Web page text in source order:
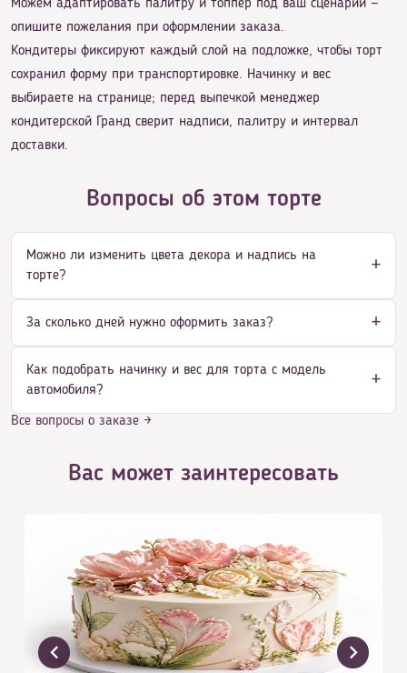
Можем адаптировать палитру и топпер под ваш сценарий —
опишите пожелания при оформлении заказа.
Кондитеры фиксируют каждый слой на подложке, чтобы торт
сохранил форму при транспортировке. Начинку и вес
выбираете на странице; перед выпечкой менеджер
кондитерской Гранд сверит надписи, палитру и интервал
доставки.
Вопросы об этом торте
Можно ли изменить цвета декора и надпись на
торте?
За сколько дней нужно оформить заказ?
Как подобрать начинку и вес для торта с модель
автомобиля?
Все вопросы о заказе →
Вас может заинтересовать